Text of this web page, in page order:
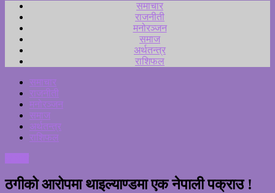
समाचार
राजनीती
मनोरञ्जन
समाज
अर्थतन्त्र
राशिफल
समाचार
राजनीती
मनोरञ्जन
समाज
अर्थतन्त्र
राशिफल
ठगीको आरोपमा थाइल्याण्डमा एक नेपाली पक्राउ !